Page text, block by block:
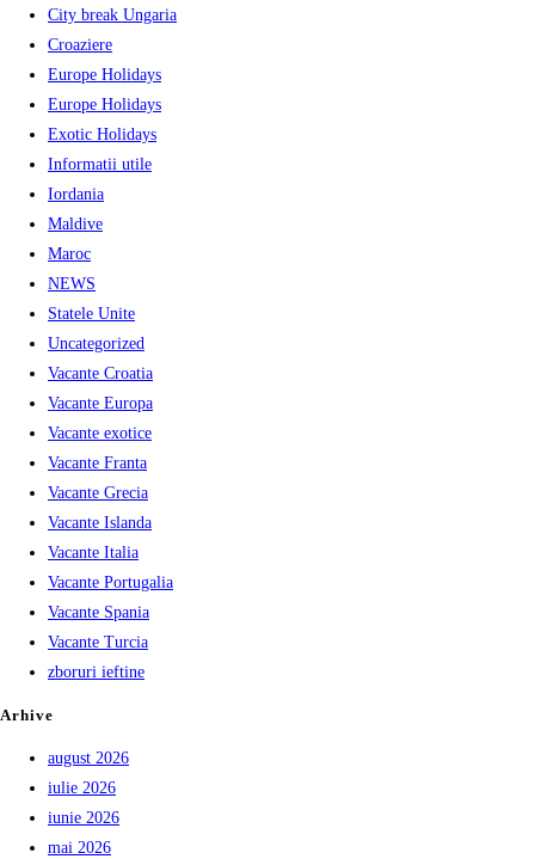
City break Ungaria
Croaziere
Europe Holidays
Europe Holidays
Exotic Holidays
Informatii utile
Iordania
Maldive
Maroc
NEWS
Statele Unite
Uncategorized
Vacante Croatia
Vacante Europa
Vacante exotice
Vacante Franta
Vacante Grecia
Vacante Islanda
Vacante Italia
Vacante Portugalia
Vacante Spania
Vacante Turcia
zboruri ieftine
Arhive
august 2026
iulie 2026
iunie 2026
mai 2026